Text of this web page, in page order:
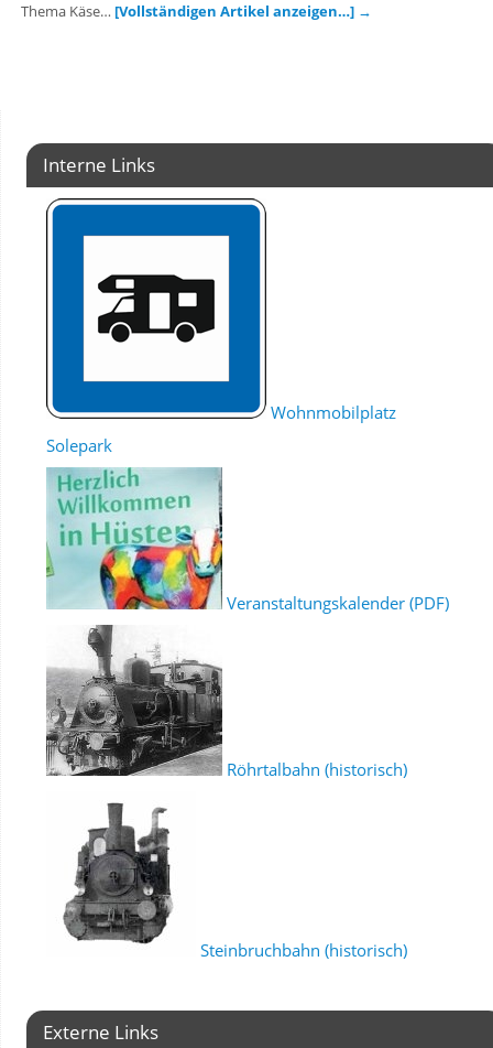
Thema Käse… [Vollständigen Artikel anzeigen…] →
Interne Links
Wohnmobilplatz
Solepark
Veranstaltungskalender (PDF)
Röhrtalbahn (historisch)
Steinbruchbahn (historisch)
Externe Links